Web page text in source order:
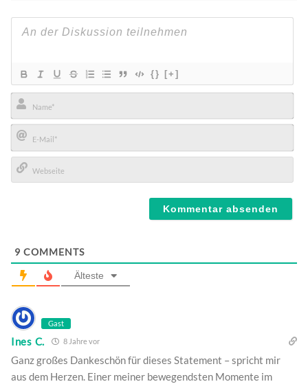
{} [+]
Name*
E-
Mail*
9 COMMENTS
Älteste
Gast
Ines C. 8 Jahre vor
Ganz großes Dankeschön für dieses Statement – spricht mir
aus dem Herzen. Einer meiner bewegendsten Momente im